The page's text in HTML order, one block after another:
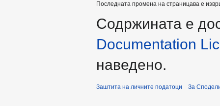
Последната промена на страницава е
Содржината е
Documentation
наведено.
Заштита на личните податоци За